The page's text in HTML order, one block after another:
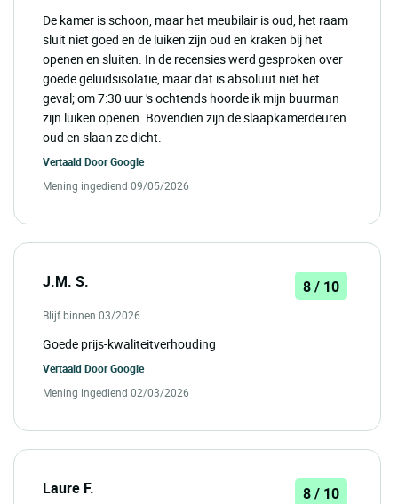
De kamer is schoon, maar het meubilair is oud, het raam
sluit niet goed en de luiken zijn oud en kraken bij het
openen en sluiten. In de recensies werd gesproken over
goede geluidsisolatie, maar dat is absoluut niet het
geval; om 7:30 uur 's ochtends hoorde ik mijn buurman
zijn luiken openen. Bovendien zijn de slaapkamerdeuren
oud en slaan ze dicht.
Vertaald DoorGoogle
Mening ingediend 09/05/2026
J.M. S. 8 / 10
Blijf binnen 03/2026
Goede prijs-kwaliteitverhouding
Vertaald DoorGoogle
Mening ingediend 02/03/2026
Laure F. 8 / 10